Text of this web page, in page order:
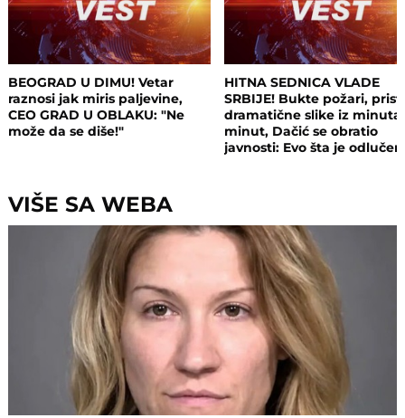
BEOGRAD U DIMU! Vetar
raznosi jak miris paljevine,
CEO GRAD U OBLAKU: "Ne
može da se diše!"
HITNA SEDNICA VLADE
SRBIJE! Bukte požari,
dramatične slike iz minuta
minut, Dačić se obratio
javnosti: Evo šta je
VIŠE SA WEBA